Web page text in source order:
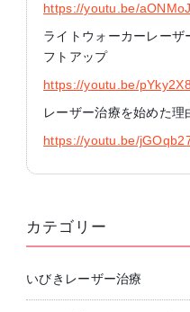
https://youtu.be/
ライトウォーカーレーザ
フトアップ
https://youtu.be/
レーザー治療を始めた理
https://youtu.be/
カテゴリー
いびきレーザー治療